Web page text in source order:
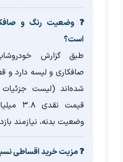
❓ وضعیت رنگ و
است؟
طبق گزارش
صافکاری و لیسه دارد
شده‌اند (لیست
قیمت
وضعیت بدنه، نیازمند
❓ مزیت خرید اقساطی